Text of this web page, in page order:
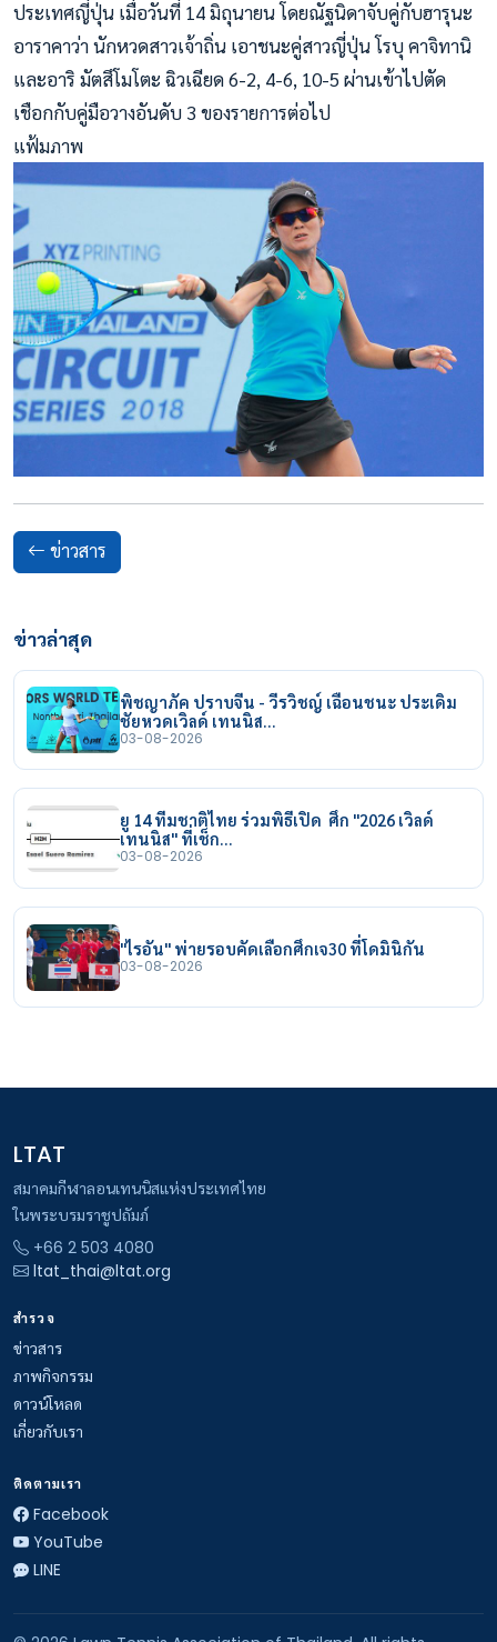
ประเทศญี่ปุ่น เมื่อวันที่ 14 มิถุนายน โดยณัฐนิดาจับคู่กับฮารุนะ
อาราคาว่า นักหวดสาวเจ้าถิ่น เอาชนะคู่สาวญี่ปุ่น โรบุ คาจิทานิ
และอาริ มัตสึโมโตะ ฉิวเฉียด 6-2, 4-6, 10-5 ผ่านเข้าไปตัด
เชือกกับคู่มือวางอันดับ 3 ของรายการต่อไป
แฟ้มภาพ
ข่าวสาร
ข่าวล่าสุด
พิชญาภัค ปราบจีน - วีรวิชญ์ เฉือนชนะ ประเดิม
ชัยหวดเวิลด์ เทนนิส…
03-08-2026
ยู 14 ทีมชาติไทย ร่วมพิธีเปิด ศึก "2026 เวิลด์
เทนนิส" ที่เช็ก…
03-08-2026
"ไรอัน" พ่ายรอบคัดเลือกศึกเจ30 ที่โดมินิกัน
03-08-2026
LTAT
สมาคมกีฬาลอนเทนนิสแห่งประเทศไทย
ในพระบรมราชูปถัมภ์
+66 2 503 4080
ltat_thai@ltat.org
สำรวจ
ข่าวสาร
ภาพกิจกรรม
ดาวน์โหลด
เกี่ยวกับเรา
ติดตามเรา
Facebook
YouTube
LINE